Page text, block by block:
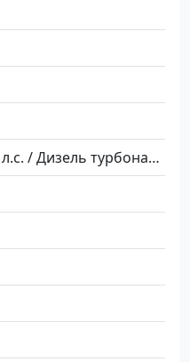
3 000 см3 / 120 л.с. / Дизель турбонаддув